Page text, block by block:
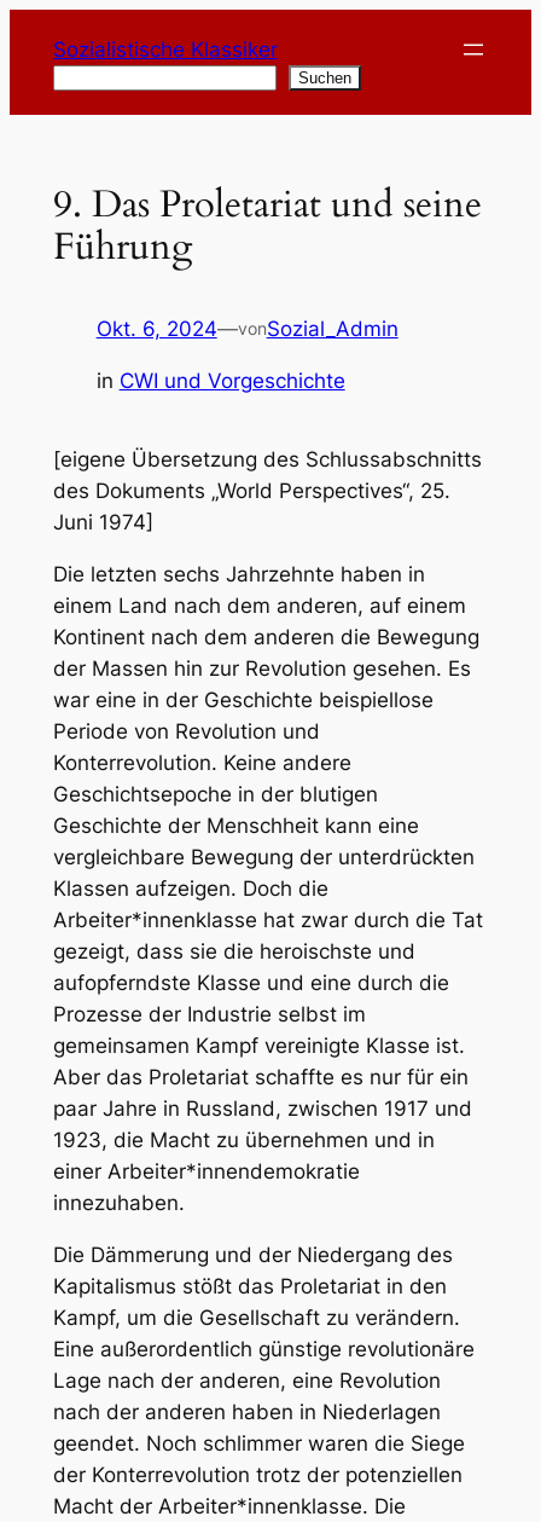
Inhalt
springen
Sozialistische Klassiker
Suchen
9. Das Proletariat und seine
Führung
Okt. 6, 2024—vonSozial_Admin
in CWI und Vorgeschichte
[eigene Übersetzung des Schlussabschnitts
des Dokuments „World Perspectives“, 25.
Juni 1974]
Die letzten sechs Jahrzehnte haben in
einem Land nach dem anderen, auf einem
Kontinent nach dem anderen die Bewegung
der Massen hin zur Revolution gesehen. Es
war eine in der Geschichte beispiellose
Periode von Revolution und
Konterrevolution. Keine andere
Geschichtsepoche in der blutigen
Geschichte der Menschheit kann eine
vergleichbare Bewegung der unterdrückten
Klassen aufzeigen. Doch die
Arbeiter*innenklasse hat zwar durch die Tat
gezeigt, dass sie die heroischste und
aufopferndste Klasse und eine durch die
Prozesse der Industrie selbst im
gemeinsamen Kampf vereinigte Klasse ist.
Aber das Proletariat schaffte es nur für ein
paar Jahre in Russland, zwischen 1917 und
1923, die Macht zu übernehmen und in
einer Arbeiter*innendemokratie
innezuhaben.
Die Dämmerung und der Niedergang des
Kapitalismus stößt das Proletariat in den
Kampf, um die Gesellschaft zu verändern.
Eine außerordentlich günstige revolutionäre
Lage nach der anderen, eine Revolution
nach der anderen haben in Niederlagen
geendet. Noch schlimmer waren die Siege
der Konterrevolution trotz der potenziellen
Macht der Arbeiter*innenklasse. Die